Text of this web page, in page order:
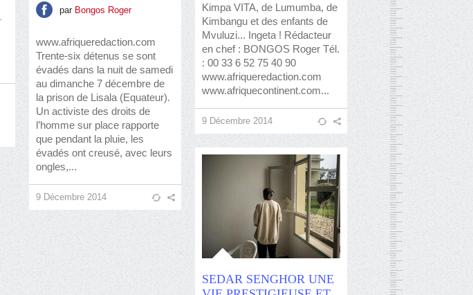
par Bongos Roger
www.afriqueredaction.com
Trente-six détenus se sont
évadés dans la nuit de samedi
au dimanche 7 décembre de
la prison de Lisala (Equateur).
Un activiste des droits de
l’homme sur place rapporte
que pendant la pluie, les
évadés ont creusé, avec leurs
ongles,...
9 Décembre 2014
Kimpa VITA, de Lumumba, de
Kimbangu et des enfants de
Mvuluzi... Ingeta ! Rédacteur
en chef : BONGOS Roger Tél.
: 00 33 6 52 75 40 90
www.afriqueredaction.com
www.afriquecontinent.com...
9 Décembre 2014
SEDAR SENGHOR UNE